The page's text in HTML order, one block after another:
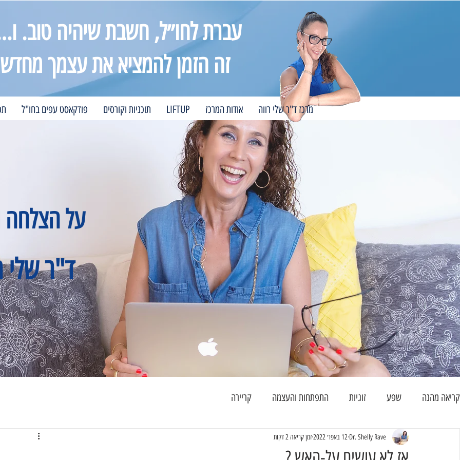
עברת לחו״ל, חשבת שיהיה טוב.
זה הזמן להמציא את עצמך מחדש
מרכז ד"ר שלי רווה אודות המרכז LIFTUP תוכניות וקורסים פודקאסט עפים בחו"ל
על
ד"ר שלי
קריאה מהנה שפע זוגיות התפתחות והעצמה קריירה
Dr. Shelly Rave 12 באפר׳ 2022 זמן קריאה 2 דקות